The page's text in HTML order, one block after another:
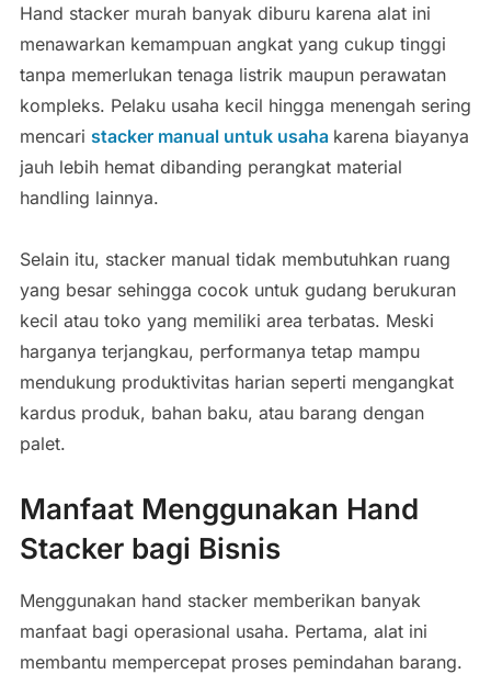
Hand stacker murah banyak diburu karena alat ini
menawarkan kemampuan angkat yang cukup tinggi
tanpa memerlukan tenaga listrik maupun perawatan
kompleks. Pelaku usaha kecil hingga menengah sering
mencari stacker manual untuk usaha karena biayanya
jauh lebih hemat dibanding perangkat material
handling lainnya.
Selain itu, stacker manual tidak membutuhkan ruang
yang besar sehingga cocok untuk gudang berukuran
kecil atau toko yang memiliki area terbatas. Meski
harganya terjangkau, performanya tetap mampu
mendukung produktivitas harian seperti mengangkat
kardus produk, bahan baku, atau barang dengan
palet.
Manfaat Menggunakan Hand
Stacker bagi Bisnis
Menggunakan hand stacker memberikan banyak
manfaat bagi operasional usaha. Pertama, alat ini
membantu mempercepat proses pemindahan barang.